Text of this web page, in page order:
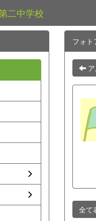
二中学校
フォト
ア
全て